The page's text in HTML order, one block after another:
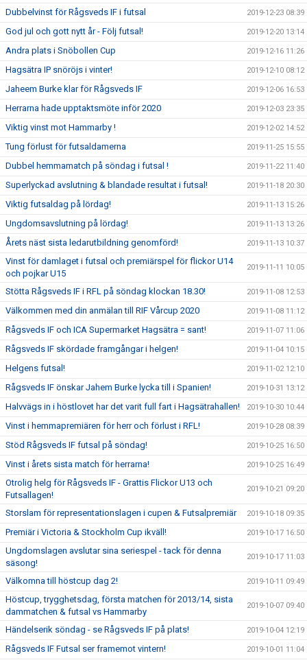
Dubbelvinst för Rågsveds IF i futsal 2019-12-23 08:39
God jul och gott nytt år - Följ futsal! 2019-12-20 13:14
Andra plats i Snöbollen Cup 2019-12-16 11:26
Hagsätra IP snöröjs i vinter! 2019-12-10 08:12
Jaheem Burke klar för Rågsveds IF 2019-12-06 16:53
Herrarna hade upptaktsmöte inför 2020 2019-12-03 23:35
Viktig vinst mot Hammarby ! 2019-12-02 14:52
Tung förlust för futsaldamerna 2019-11-25 15:55
Dubbel hemmamatch på söndag i futsal ! 2019-11-22 11:40
Superlyckad avslutning & blandade resultat i futsal! 2019-11-18 20:30
Viktig futsaldag på lördag! 2019-11-13 15:26
Ungdomsavslutning på lördag! 2019-11-13 13:26
Årets näst sista ledarutbildning genomförd! 2019-11-13 10:37
Vinst för damlaget i futsal och premiärspel för flickor U14
och pojkar U15
2019-11-11 10:05
Stötta Rågsveds IF i RFL på söndag klockan 18.30! 2019-11-08 12:53
Välkommen med din anmälan till RIF Vårcup 2020 2019-11-08 11:12
Rågsveds IF och ICA Supermarket Hagsätra = sant! 2019-11-07 11:06
Rågsveds IF skördade framgångar i helgen! 2019-11-04 10:15
Helgens futsal! 2019-11-02 12:10
Rågsveds IF önskar Jahem Burke lycka till i Spanien! 2019-10-31 13:12
Halvvägs in i höstlovet har det varit full fart i Hagsätrahallen! 2019-10-30 10:44
Vinst i hemmapremiären för herr och förlust i RFL! 2019-10-28 08:39
Stöd Rågsveds IF futsal på söndag! 2019-10-25 16:50
Vinst i årets sista match för herrarna! 2019-10-25 16:49
Otrolig helg för Rågsveds IF - Grattis Flickor U13 och
Futsallagen!
2019-10-21 09:20
Storslam för representationslagen i cupen & Futsalpremiär 2019-10-18 09:35
Premiär i Victoria & Stockholm Cup ikväll! 2019-10-17 16:50
Ungdomslagen avslutar sina seriespel - tack för denna
säsong!
2019-10-17 11:03
Välkomna till höstcup dag 2! 2019-10-11 09:49
Höstcup, trygghetsdag, första matchen för 2013/14, sista
dammatchen & futsal vs Hammarby
2019-10-07 09:40
Händelserik söndag - se Rågsveds IF på plats! 2019-10-04 12:19
Rågsveds IF Futsal ser framemot vintern! 2019-10-01 11:04